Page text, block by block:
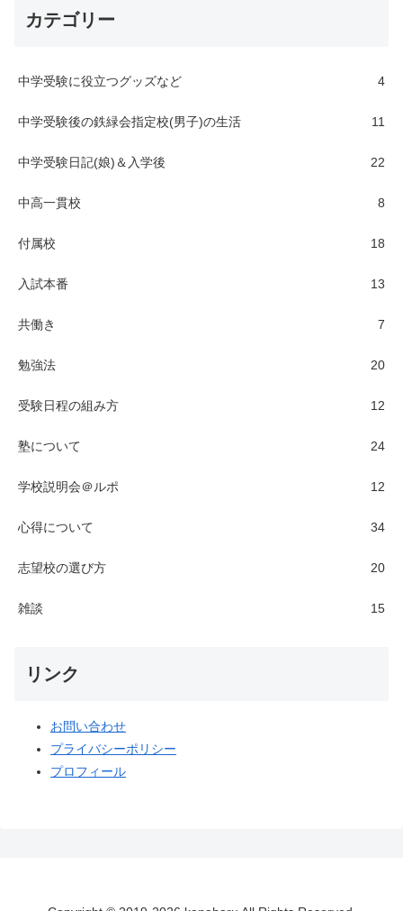
カテゴリー
中学受験に役立つグッズなど 4
中学受験後の鉄緑会指定校(男子)の生活 11
中学受験日記(娘)＆入学後 22
中高一貫校 8
付属校 18
入試本番 13
共働き 7
勉強法 20
受験日程の組み方 12
塾について 24
学校説明会＠ルポ 12
心得について 34
志望校の選び方 20
雑談 15
リンク
お問い合わせ
プライバシーポリシー
プロフィール